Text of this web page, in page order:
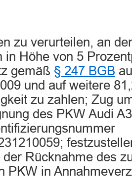
zu verurteilen, an
in Höhe von 5
gemäß § 247 BGB
und auf weitere
zu zahlen; Zug
des PKW Audi
der Rücknahme des
PKW in